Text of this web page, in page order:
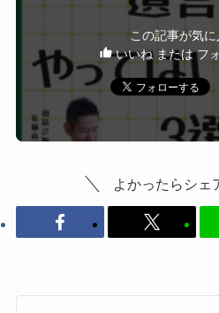
この記事が気に
いいね または フ
よかったらシェ